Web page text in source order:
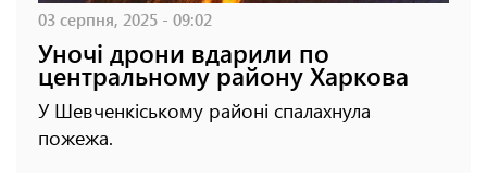
03 серпня, 2025 - 09:02
Уночі дрони вдарили по
центральному району Харкова
У Шевченкіському районі спалахнула
пожежа.